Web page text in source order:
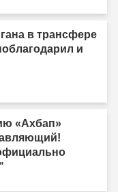
в трансфере
и
«Ахбап»